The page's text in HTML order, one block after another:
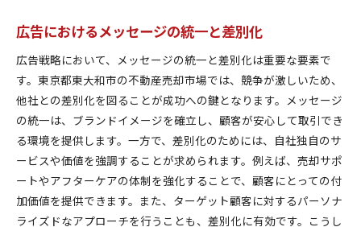
広告におけるメッセージの統一と差別化
広告戦略において、メッセージの統一と差別化は重要な要素で
す。東京都東大和市の不動産売却市場では、競争が激しいため、
他社との差別化を図ることが成功への鍵となります。メッセージ
の統一は、ブランドイメージを確立し、顧客が安心して取引でき
る環境を提供します。一方で、差別化のためには、自社独自のサ
ービスや価値を強調することが求められます。例えば、売却サポ
ートやアフターケアの体制を強化することで、顧客にとっての付
加価値を提供できます。また、ターゲット顧客に対するパーソナ
ライズドなアプローチを行うことも、差別化に有効です。こうし